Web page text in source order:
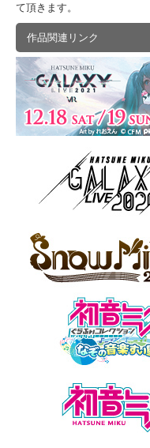
て頂きます。
作品関連リンク